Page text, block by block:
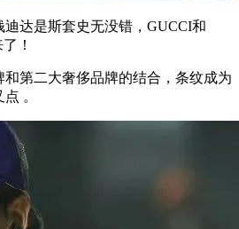
达是斯套史无没错，GUCCI和
！
第二大奢侈品牌的结合，条纹成为
。